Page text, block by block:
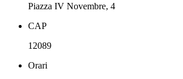
Piazza IV Novembre, 4
CAP
12089
Orari